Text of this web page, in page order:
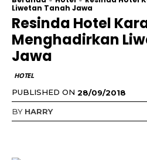
Liwetan Tanah Jawa
Resinda Hotel
Menghadirkan
Jawa
HOTEL
PUBLISHED ON 28/09/2018
BY HARRY